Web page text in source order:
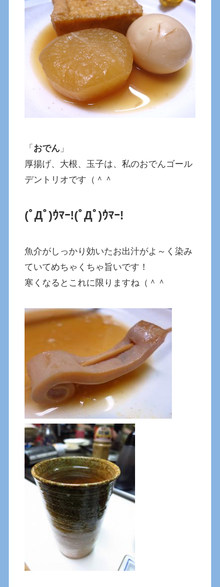
「 おでん 」
厚揚げ、大根、玉子は、私のおでんゴール
デントリオです（＾＾
(ﾟДﾟ)ｳﾏｰ!(ﾟДﾟ)ｳﾏｰ!
魚介がしっかり効いたお出汁がよ～く染み
ていてめちゃくちゃ旨いです！
寒くなるとこれに限りますね（＾＾